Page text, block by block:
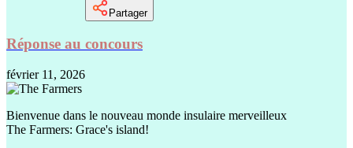
Partager
Réponse au concours
février 11, 2026
Bienvenue dans le nouveau monde insulaire merveilleux
The Farmers: Grace's island!